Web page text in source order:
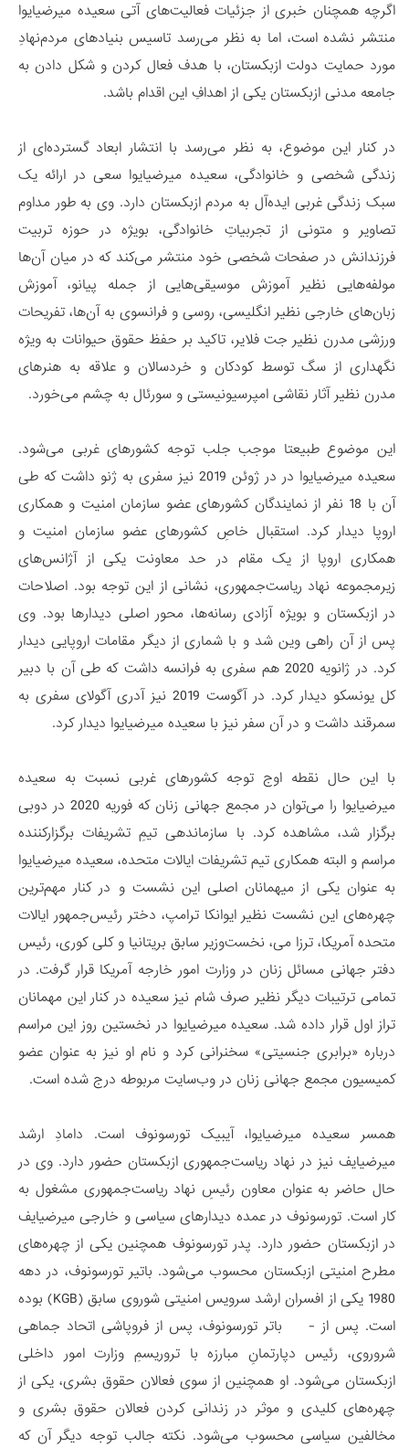
اگرچه همچنان خبری از جزئیات فعالیت‌های آتی سعیده میرضیایوا
منتشر نشده است، اما به نظر می‌رسد تاسیس بنیادهای مردم‌نهادِ
مورد حمایت دولت ازبکستان، با هدف فعال کردن و شکل دادن به
جامعه مدنی ازبکستان یکی از اهدافِ این اقدام باشد.
در کنار این موضوع، به نظر می‌رسد با انتشار ابعاد گسترده‌ای از
زندگی شخصی و خانوادگی، سعیده میرضیایوا سعی در ارائه یک
سبک زندگی غربی ایده‌آل به مردم ازبکستان دارد. وی به طور مداوم
تصاویر و متونی از تجربیاتِ خانوادگی، بویژه در حوزه تربیت
فرزندانش در صفحات شخصی خود منتشر می‌کند که در میان آن‌ها
مولفه‌هایی نظیر آموزش موسیقی‌هایی از جمله پیانو، آموزش
زبان‌های خارجی نظیر انگلیسی، روسی و فرانسوی به آن‌ها، تفریحات
ورزشی مدرن نظیر جت فلایر، تاکید بر حفظ حقوق حیوانات به ویژه
نگهداری از سگ توسط کودکان و خردسالان و علاقه به هنرهای
مدرن نظیر آثار نقاشی امپرسیونیستی و سورئال به چشم می‌خورد.
این موضوع طبیعتا موجب جلب توجه کشورهای غربی می‌شود.
سعیده میرضیایوا در در ژوئن 2019 نیز سفری به ژنو داشت که طی
آن با 18 نفر از نمایندگان کشورهای عضو سازمان امنیت و همکاری
اروپا دیدار کرد. استقبال خاصِ کشورهای عضو سازمان امنیت و
همکاری اروپا از یک مقام در حد معاونت یکی از آژانس‌های
زیرمجموعه نهاد ریاست‌جمهوری، نشانی از این توجه بود. اصلاحات
در ازبکستان و بویژه آزادی رسانه‌ها، محور اصلی دیدارها بود. وی
پس از آن راهی وین شد و با شماری از دیگر مقامات اروپایی دیدار
کرد. در ژانویه 2020 هم سفری به فرانسه داشت که طی آن با دبیر
کل یونسکو دیدار ‌کرد. در آگوست 2019 نیز آدری آگولای سفری به
سمرقند داشت و در آن سفر نیز با سعیده میرضیایوا دیدار کرد.
با این حال نقطه اوج توجه کشورهای غربی نسبت به سعیده
میرضیایوا را می‌توان در مجمع جهانی زنان که فوریه 2020 در دوبی
برگزار شد، مشاهده کرد. با سازماندهی تیمِ تشریفات برگزارکننده
مراسم و البته همکاری تیم تشریفات ایالات متحده، سعیده میرضیایوا
به عنوان یکی از میهمانان اصلی این نشست و در کنار مهم‌ترین
چهره‌های این نشست نظیر ایوانکا ترامپ، دختر رئیس‌جمهور ایالات
متحده آمریکا، ترزا می، نخست‌وزیر سابق بریتانیا و کلی کوری، رئیس
دفتر جهانی مسائل زنان در وزارت امور خارجه آمریکا قرار گرفت. در
تمامی ترتیبات دیگر نظیر صرف شام نیز سعیده در کنار این مهمانان
تراز اول قرار داده شد. سعیده میرضیایوا در نخستین روز این مراسم
درباره «برابری جنسیتی» سخنرانی کرد و نام او نیز به عنوان عضو
کمیسیون مجمع جهانی زنان در وب‌سایت مربوطه درج شده است.
همسر سعیده میرضیایوا، آیبیک تورسونوف است. دامادِ ارشد
میرضیایف نیز در نهاد ریاست‌جمهوری ازبکستان حضور دارد. وی در
حال حاضر به عنوان معاون رئیسِ نهاد ریاست‌جمهوری مشغول به
کار است. تورسونوف در عمده دیدارهای سیاسی و خارجی میرضیایف
در ازبکستان حضور دارد. پدر تورسونوف همچنین یکی از چهره‌های
مطرح امنیتی ازبکستان محسوب می‌شود. باتیر تورسونوف، در دهه
1980 یکی از افسران ارشد سرویس امنیتی شوروی سابق (KGB) بوده
است. پس از - باتر تورسونوف، پس از فروپاشی اتحاد جماهی
شروروی، رئیس دپارتمانِ مبارزه با تروریسمِ وزارت امور داخلی
ازبکستان می‌شود. او همچنین از سوی فعالان حقوق بشری، یکی از
چهره‌های کلیدی و موثر در زندانی کردن فعالان حقوق بشری و
مخالفین سیاسی محسوب می‌شود. نکته جالب توجه دیگر آن که